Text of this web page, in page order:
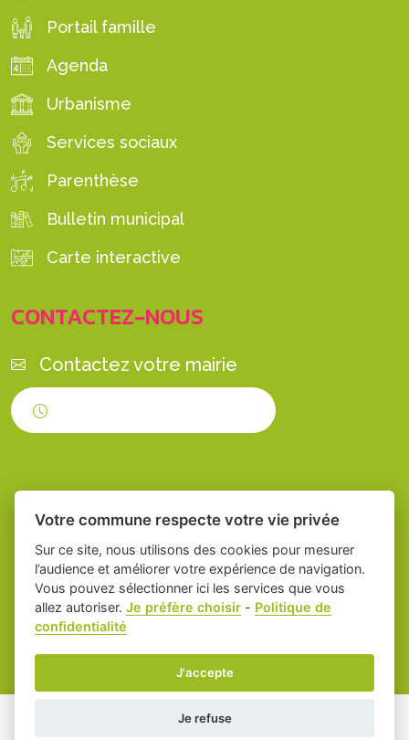
Portail famille
Agenda
Urbanisme
Services sociaux
Parenthèse
Bulletin municipal
Carte interactive
CONTACTEZ-NOUS
Contactez votre mairie
Place du village la solution web et appli
des collectivités
-
Mentions légales- Gestion des cookies
Votre commune respecte votre vie privée
Sur ce site, nous utilisons des cookies pour mesurer
l’audience et améliorer votre expérience de navigation.
Vous pouvez sélectionner ici les services que vous
allez autoriser.Je préfère choisir - Politique de
confidentialité
J'accepte
Je refuse